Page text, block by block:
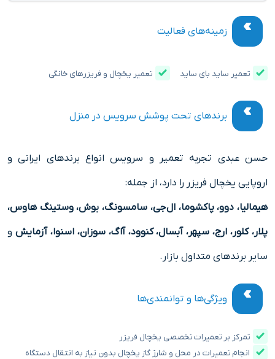
زمینه‌های فعالیت
تعمیر ساید بای ساید تعمیر یخچال و فریزرهای خانگی
برندهای تحت پوشش سرویس در منزل
حسن عبدی تجربه تعمیر و سرویس انواع برندهای ایرانی و
اروپایی یخچال فریزر را دارد، از جمله:
هیمالیا، دوو، پاکشوما، ال‌جی، سامسونگ، بوش، وستینگ هاوس،
پلار، کلور، ارج، سپهر، آبسال، کنوود، آاگ، سوزان، اسنوا، آزمایش و
سایر برندهای متداول بازار.
ویژگی‌ها و توانمندی‌ها
تمرکز بر تعمیرات تخصصی یخچال فریزر
انجام تعمیرات در محل و شارژ گاز یخچال بدون نیاز به انتقال دستگاه